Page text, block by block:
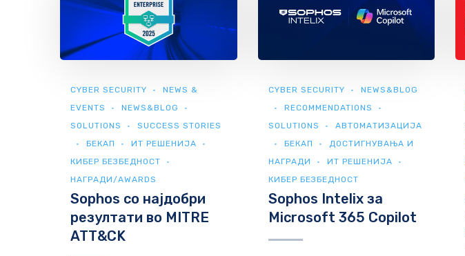
CYBER SECURITY
NEWS &
EVENTS
NEWS&BLOG
SOLUTIONS
SUCCESS STORIES
БЕКАП
ИТ РЕШЕНИЈА
КИБЕР БЕЗБЕДНОСТ
НАГРАДИ/AWARDS
Sophos со најдобри
резултати во MITRE
ATT&CK
CYBER SECURITY
NEWS&BLOG
RECOMMENDATIONS
SOLUTIONS
АВТОМАТИЗАЦИЈА
БЕКАП
ДОСТИГНУВАЊА И
НАГРАДИ
ИТ РЕШЕНИЈА
КИБЕР БЕЗБЕДНОСТ
Sophos Intelix за
Microsoft 365 Copilot